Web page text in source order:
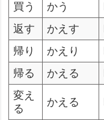
買う
かう
返す
かえす
帰り
かえり
帰る
かえる
変え
る
かえる